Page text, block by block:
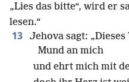
„Lies das bitte“, wird er
lesen.“
13
Jehova sagt:
Mund an mich
und ehrt mich mit